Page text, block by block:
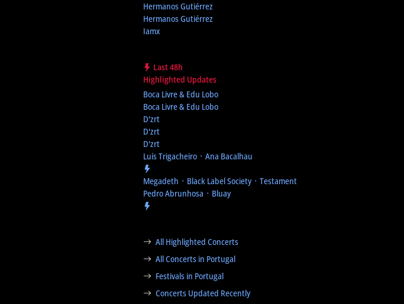
Hermanos Gutiérrez
Hermanos Gutiérrez
Iamx
Last 48h
Highlighted Updates
Boca Livre & Edu Lobo
Boca Livre & Edu Lobo
D'zrt
D'zrt
D'zrt
Luís Trigacheiro ᛫ Ana Bacalhau
Megadeth ᛫ Black Label Society ᛫ Testament
Pedro Abrunhosa ᛫ Bluay
All Highlighted Concerts
All Concerts in Portugal
Festivals in Portugal
Concerts Updated Recently